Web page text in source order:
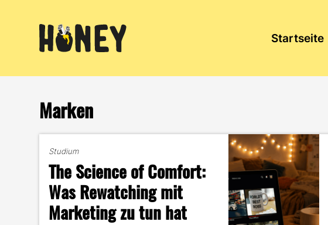
Startseite
Marken
Studium
The Science of Comfort:
Was Rewatching mit
Marketing zu tun hat